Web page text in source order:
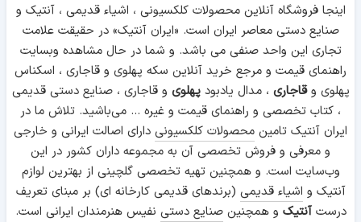
اینجا فروشگاه آنلاین محصولات کلکسیونی ، اشیاء قدیمی ، آنتیک و
صنایع دستی معاصر ایران است. «ایران آنتیک» در حقیقت علامت
تجاری این واحد صنفی می باشد. و شما در حال مشاهده وبسایت
راهنمای قیمت و مرجع خرید آنلاین سکه پهلوی و قاجاری ، اسکناس
پهلوی وقاجاری ، مدال یادبودپهلوی و قاجاری ، صنایع دستی قدیمی
، کتاب تخصصی و راهنمای قیمت و غیره ... می‌باشید. تلاش ما در
ایران آنتیک تامین محصولات کلکسیونی دارای اصالت ایرانی و خارجی
و معرفی و فروش تخصصی آن به مجموعه داران کشور در این
وب‌سایت است. و همچنین تهیه تخصصی گلچینی از بهترین لوازم
آنتیک و اشیاء قدیمی (برندهای قدیمی کارخانه ای) بر مبنای تعریف
درستآنتیک و همچنینصنایع دستی نفیس هنرمندان ایرانی است.